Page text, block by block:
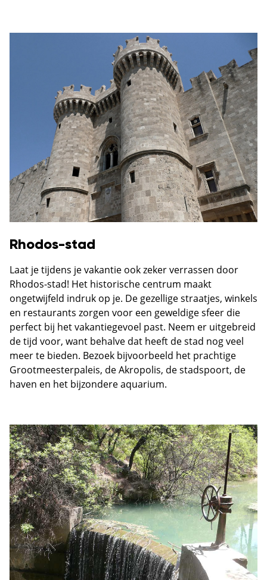
Rhodos-stad
Laat je tijdens je vakantie ook zeker verrassen door
Rhodos-stad! Het historische centrum maakt
ongetwijfeld indruk op je. De gezellige straatjes, winkels
en restaurants zorgen voor een geweldige sfeer die
perfect bij het vakantiegevoel past. Neem er uitgebreid
de tijd voor, want behalve dat heeft de stad nog veel
meer te bieden. Bezoek bijvoorbeeld het prachtige
Grootmeesterpaleis, de Akropolis, de stadspoort, de
haven en het bijzondere aquarium.